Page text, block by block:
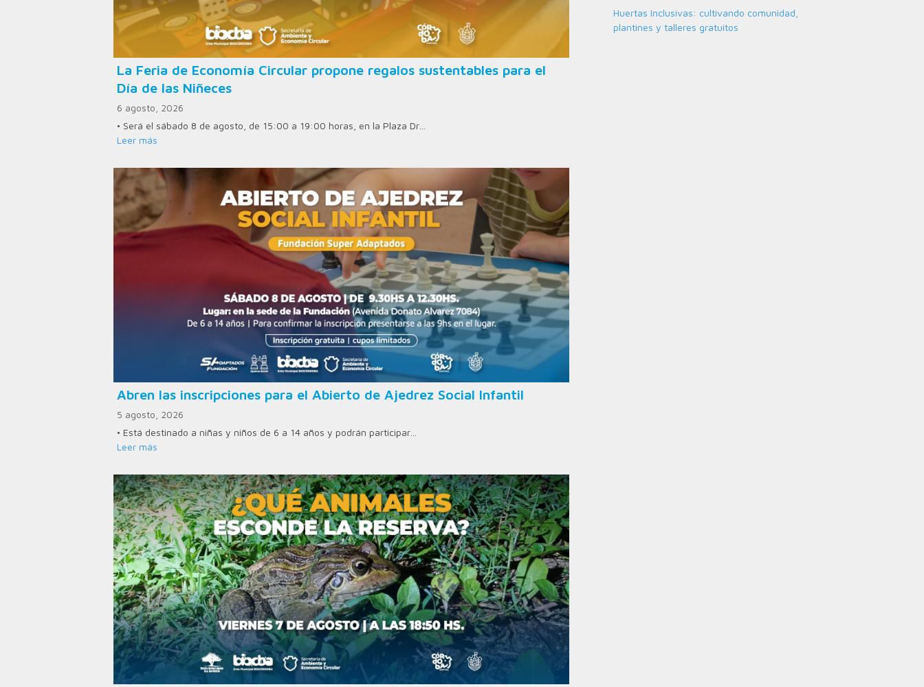
La Feria de Economía Circular propone regalos sustentables para el
Día de las Niñeces
6 agosto, 2026
• Será el sábado 8 de agosto, de 15:00 a 19:00 horas, en la Plaza Dr…
Leer más
Abren las inscripciones para el Abierto de Ajedrez Social Infantil
5 agosto, 2026
• Está destinado a niñas y niños de 6 a 14 años y podrán participar…
Leer más
Huertas Inclusivas: cultivando comunidad,
plantines y talleres gratuitos